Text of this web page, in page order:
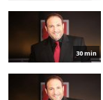
30 min